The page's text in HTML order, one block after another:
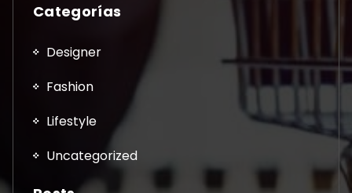
Categorías
Designer
Fashion
Lifestyle
Uncategorized